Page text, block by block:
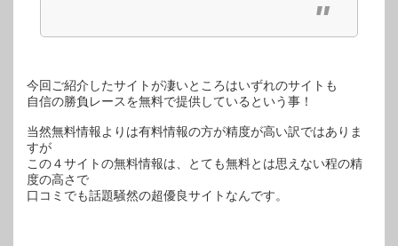
今回ご紹介したサイトが凄いところはいずれのサイトも
自信の勝負レースを無料で提供しているという事！
当然無料情報よりは有料情報の方が精度が高い訳ではありま
すが
この４サイトの無料情報は、とても無料とは思えない程の精
度の高さで
口コミでも話題騒然の超優良サイトなんです。